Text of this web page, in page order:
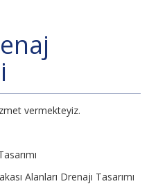
vermekteyiz.
Alanları Drenajı Tasarımı